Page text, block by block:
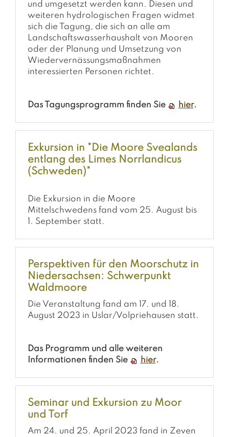
und umgesetzt werden kann. Diesen und
weiteren hydrologischen Fragen widmet
sich die Tagung, die sich an alle am
Landschaftswasserhaushalt von Mooren
oder der Planung und Umsetzung von
Wiedervernässungsmaßnahmen
interessierten Personen richtet.
Das Tagungsprogramm finden Sie hier.
Exkursion in "Die Moore Svealands
entlang des Limes Norrlandicus
(Schweden)"
Die Exkursion in die Moore
Mittelschwedens fand vom 25. August bis
1. September statt.
Perspektiven für den Moorschutz in
Niedersachsen: Schwerpunkt
Waldmoore
Die Veranstaltung fand am 17. und 18.
August 2023 in Uslar/Volpriehausen statt.
Das Programm und alle weiteren
Informationen finden Sie
hier.
Seminar und Exkursion zu Moor
und Torf
Am 24. und 25. April 2023 fand in Zeven